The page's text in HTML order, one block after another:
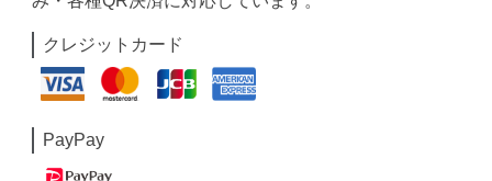
クレジットカード
PayPay